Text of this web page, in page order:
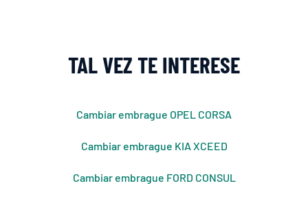
TAL VEZ TE INTERESE
Cambiar embrague OPEL CORSA
Cambiar embrague KIA XCEED
Cambiar embrague FORD CONSUL